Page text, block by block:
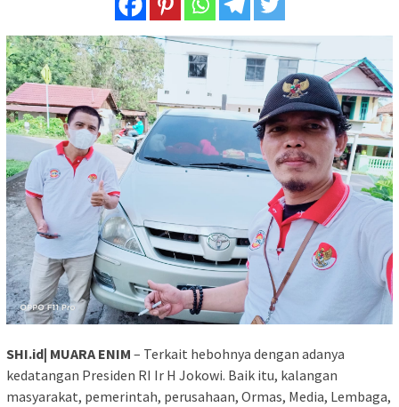
SHI.id| MUARA ENIM – Terkait hebohnya dengan adanya
kedatangan Presiden RI Ir H Jokowi. Baik itu, kalangan
masyarakat, pemerintah, perusahaan, Ormas, Media, Lembaga,